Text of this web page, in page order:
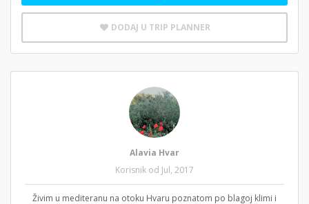
DODAJ U TRIP PLANNER
Alavia Hvar
Korisnik od Jul, 2017
Živim u mediteranu na otoku Hvaru poznatom po blagoj klimi i